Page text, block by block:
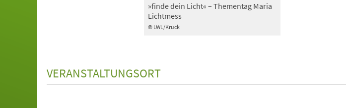
© LWL/Kruck
»finde dein Licht« – Thementag Maria
Lichtmess
VERANSTALTUNGSORT